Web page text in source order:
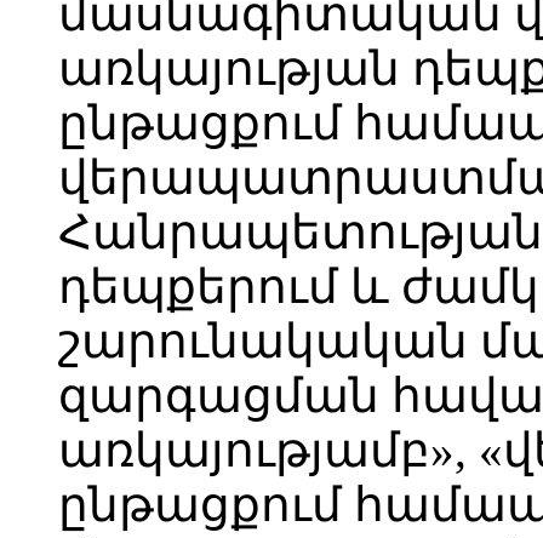
մասնագիտական
առկայության
ընթացքում
դեպքերում և
շարունակական
զարգացման
առկայությամբ»,
ընթացքում